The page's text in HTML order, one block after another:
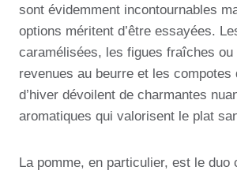
sont évidemment incontournables
options méritent d’être essayées.
caramélisées, les figues fraîches ou
revenues au beurre et les compotes
d’hiver dévoilent de charmantes
aromatiques qui valorisent le plat
La pomme, en particulier, est le duo